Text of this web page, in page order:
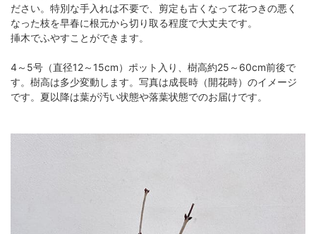
ださい。特別な手入れは不要で、剪定も古くなって花つきの悪く
なった枝を早春に根元から切り取る程度で大丈夫です。
挿木でふやすことができます。
4～5号（直径12～15cm）ポット入り、樹高約25～60cm前後で
す。樹高は多少変動します。写真は成長時（開花時）のイメージ
です。夏以降は葉が汚い状態や落葉状態でのお届けです。